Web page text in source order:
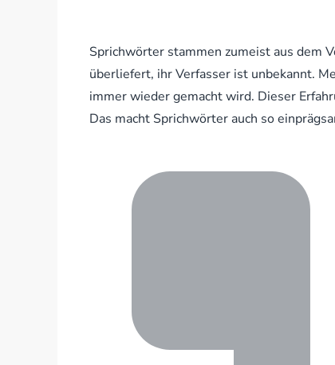
Sprichwörter stammen zumeist aus dem
überliefert, ihr Verfasser ist unbekannt.
immer wieder gemacht wird. Dieser
Das macht Sprichwörter auch so